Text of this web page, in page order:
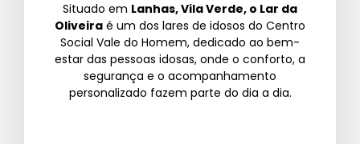
Situado em Lanhas, Vila Verde, o Lar da
Oliveira é um dos lares de idosos do Centro
Social Vale do Homem, dedicado ao bem-
estar das pessoas idosas, onde o conforto, a
segurança e o acompanhamento
personalizado fazem parte do dia a dia.